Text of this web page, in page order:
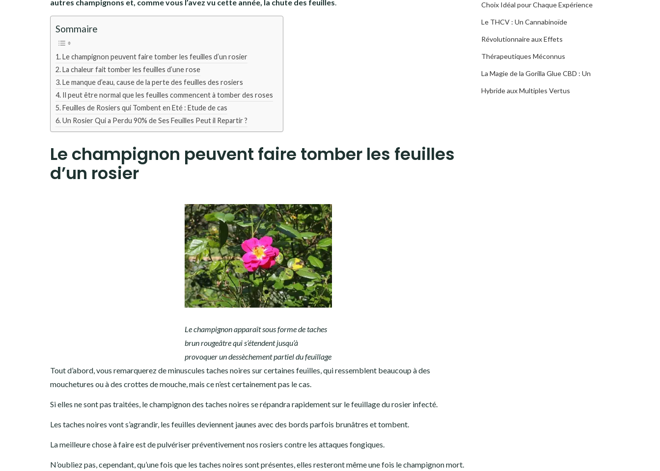
autres champignons et, comme vous l’avez vu cette année, la chute des feuilles.
Sommaire
Le champignon peuvent faire tomber les feuilles d’un rosier
La chaleur fait tomber les feuilles d’une rose
Le manque d’eau, cause de la perte des feuilles des rosiers
Il peut être normal que les feuilles commencent à tomber des roses
Feuilles de Rosiers qui Tombent en Eté : Etude de cas
Un Rosier Qui a Perdu 90% de Ses Feuilles Peut il Repartir ?
Le champignon peuvent faire tomber les feuilles
d’un rosier
Le champignon apparaît sous forme de taches
brun rougeâtre qui s’étendent jusqu’à
provoquer un dessèchement partiel du feuillage
Tout d’abord, vous remarquerez de minuscules taches noires sur certaines feuilles, qui ressemblent beaucoup à des
mouchetures ou à des crottes de mouche, mais ce n’est certainement pas le cas.
Si elles ne sont pas traitées, le champignon des taches noires se répandra rapidement sur le feuillage du rosier infecté.
Les taches noires vont s’agrandir, les feuilles deviennent jaunes avec des bords parfois brunâtres et tombent.
La meilleure chose à faire est de pulvériser préventivement nos rosiers contre les attaques fongiques.
N’oubliez pas, cependant, qu’une fois que les taches noires sont présentes, elles resteront même une fois le champignon mort.
Choix Idéal pour Chaque Expérience
Le THCV : Un Cannabinoïde
Révolutionnaire aux Effets
Thérapeutiques Méconnus
La Magie de la Gorilla Glue CBD : Un
Hybride aux Multiples Vertus